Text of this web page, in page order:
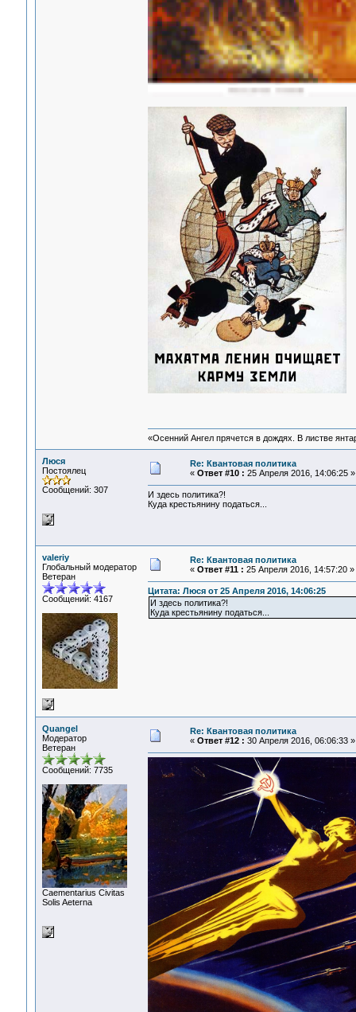
«Осенний Ангел прячется в дождях. В листве
Люся
Постоялец
Сообщений: 307
Re: Квантовая политика
« Ответ #10 : 25 Апреля 2016, 14:06:25 »
И здесь политика?!
Куда крестьянину податься...
valeriy
Глобальный модератор
Ветеран
Сообщений: 4167
Re: Квантовая политика
« Ответ #11 : 25 Апреля 2016, 14:57:20 »
Цитата: Люся от 25 Апреля 2016, 14:06:25
И здесь политика?!
Куда крестьянину податься...
Quangel
Модератор
Ветеран
Сообщений: 7735
Сaementarius Civitas
Solis Aeterna
Re: Квантовая политика
« Ответ #12 : 30 Апреля 2016, 06:06:33 »